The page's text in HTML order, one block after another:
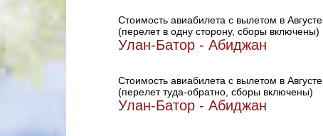
Стоимость авиабилета с вылетом в Августе
(перелет в одну сторону, сборы включены)
Улан-Батор - Абиджан
Стоимость авиабилета с вылетом в Августе
(перелет туда-обратно, сборы включены)
Улан-Батор - Абиджан